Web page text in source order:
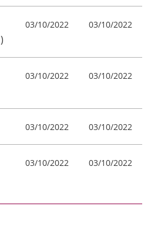
)
03/10/2022 03/10/2022
03/10/2022 03/10/2022
03/10/2022 03/10/2022
03/10/2022 03/10/2022